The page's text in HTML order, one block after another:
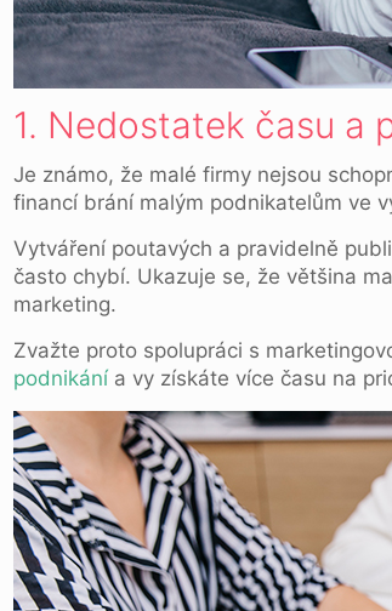
1. Nedostatek času a
Je známo, že malé firmy nejsou
financí brání malým podnikatelům ve
Vytváření poutavých a pravidelně
často chybí. Ukazuje se, že většina
marketing.
Zvažte proto spolupráci s
podnikánía vy získáte více času na